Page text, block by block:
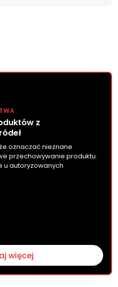
z
oznaczać nieznane
przechowywanie produktu.
u autoryzowanych
więcej